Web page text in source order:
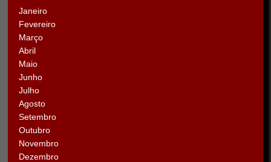
Janeiro
Fevereiro
Março
Abril
Maio
Junho
Julho
Agosto
Setembro
Outubro
Novembro
Dezembro